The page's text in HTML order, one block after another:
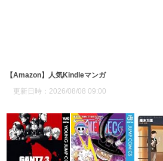
【Amazon】人気Kindleマンガ
更新日時：2026/08/08 09:00